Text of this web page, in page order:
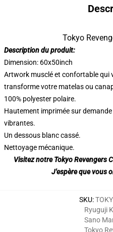
Tokyo
Description du produit:
Dimension: 60x50inch
Artwork musclé et confortable qui
transforme votre matelas ou
100% polyester polaire.
Hautement imprimée sur
vibrantes.
Un dessous blanc cassé.
Nettoyage mécanique.
Visitez notre Tokyo Revengers
J'espère que vous
SKU:
Ryuguji
Sano
Tokyo